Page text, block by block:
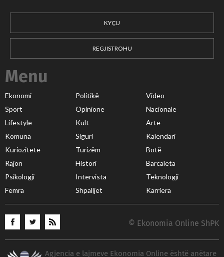
KYÇU
REGJISTROHU
Menu
Ekonomi Politikë
Video
Sport
Opinione
Nacionale
Lifestyle
Kult
Arte
Komuna
Siguri
Kalendari
Kuriozitete
Turizëm
Botë
Rajon
Histori
Barcaleta
Psikologji
Intervista
Teknologji
Femra
Shpalljet Karriera
© Ekonomia Online ShPK
Agjencia e lajmeve Ekonomia Online është anëtare